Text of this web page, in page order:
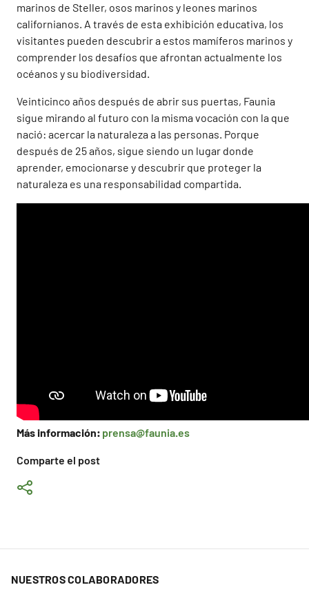
Comparte el post
marinos de Steller, osos marinos y leones marinos
californianos. A través de esta exhibición educativa, los
visitantes pueden descubrir a estos mamíferos marinos y
comprender los desafíos que afrontan actualmente los
océanos y su biodiversidad.
Veinticinco años después de abrir sus puertas, Faunia
sigue mirando al futuro con la misma vocación con la que
nació: acercar la naturaleza a las personas. Porque
después de 25 años, sigue siendo un lugar donde
aprender, emocionarse y descubrir que proteger la
naturaleza es una responsabilidad compartida.
Más información: prensa@faunia.es
NUESTROS COLABORADORES